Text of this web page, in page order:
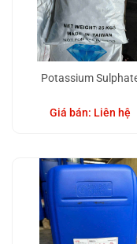
Potassium
Giá bán: Liên hệ